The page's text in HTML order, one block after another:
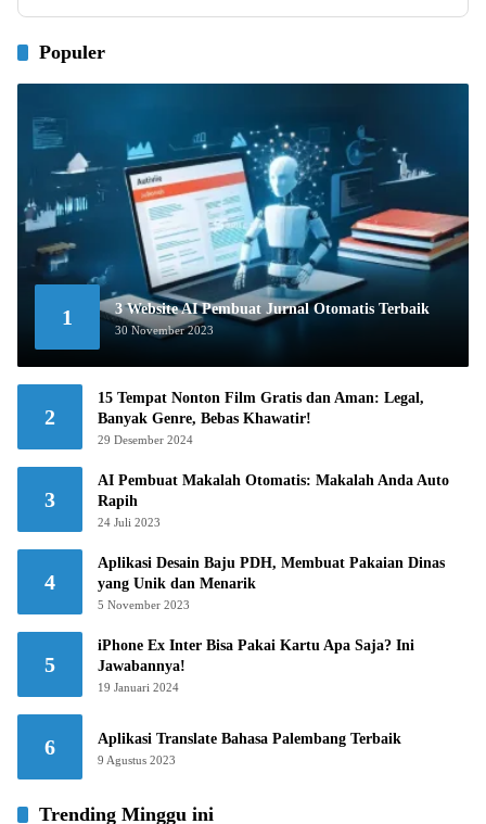
Populer
1 3 Website AI Pembuat Jurnal Otomatis Terbaik
30 November 2023
2
15 Tempat Nonton Film Gratis dan Aman: Legal,
Banyak Genre, Bebas Khawatir!
29 Desember 2024
3
AI Pembuat Makalah Otomatis: Makalah Anda Auto
Rapih
24 Juli 2023
4
Aplikasi Desain Baju PDH, Membuat Pakaian Dinas
yang Unik dan Menarik
5 November 2023
5
iPhone Ex Inter Bisa Pakai Kartu Apa Saja? Ini
Jawabannya!
19 Januari 2024
6 Aplikasi Translate Bahasa Palembang Terbaik
9 Agustus 2023
Trending Minggu ini